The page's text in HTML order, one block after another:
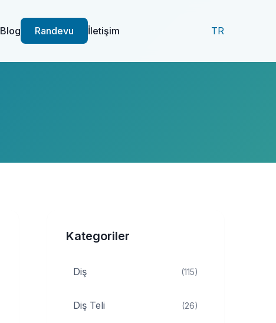
Blog Randevu İletişim TR
Kategoriler
Diş (115)
Diş Teli (26)